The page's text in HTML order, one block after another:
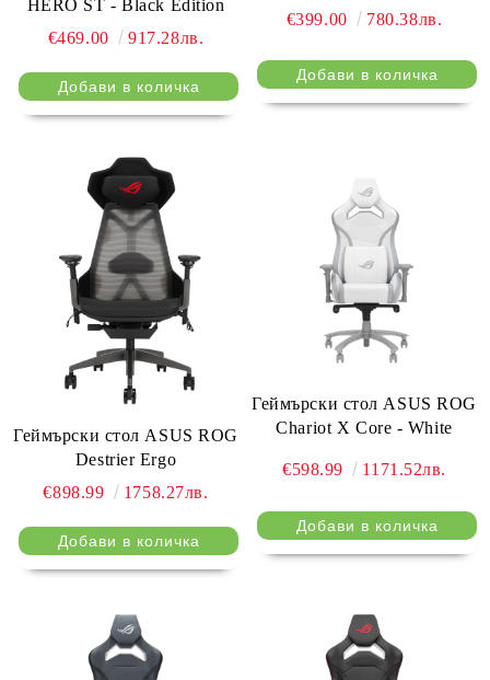
HERO ST - Black Edition
€469.00
917.28лв.
€399.00 780.38лв.
Геймърски стол ASUS ROG
Destrier Ergo
€898.99
1758.27лв.
Геймърски стол ASUS ROG
Chariot X Core - White
€598.99 1171.52лв.